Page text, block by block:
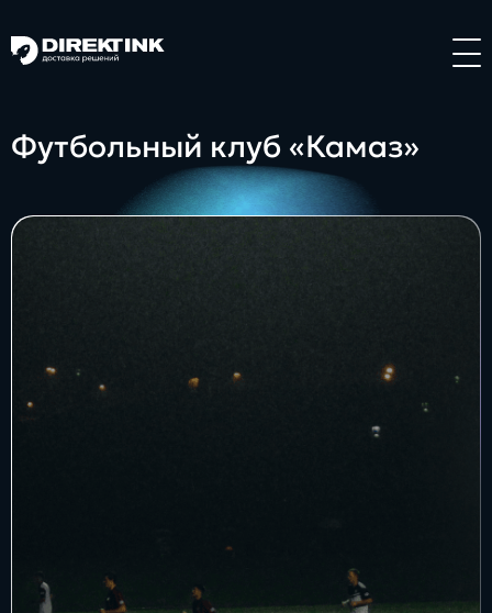
Направления
Web System
Проекты
Блог
Футбольный клуб «Камаз»